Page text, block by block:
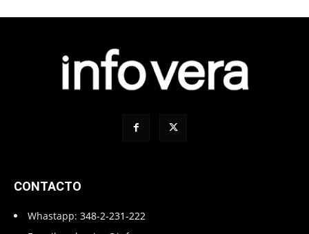
CONTACTO
Whastapp: 348-2-231-222